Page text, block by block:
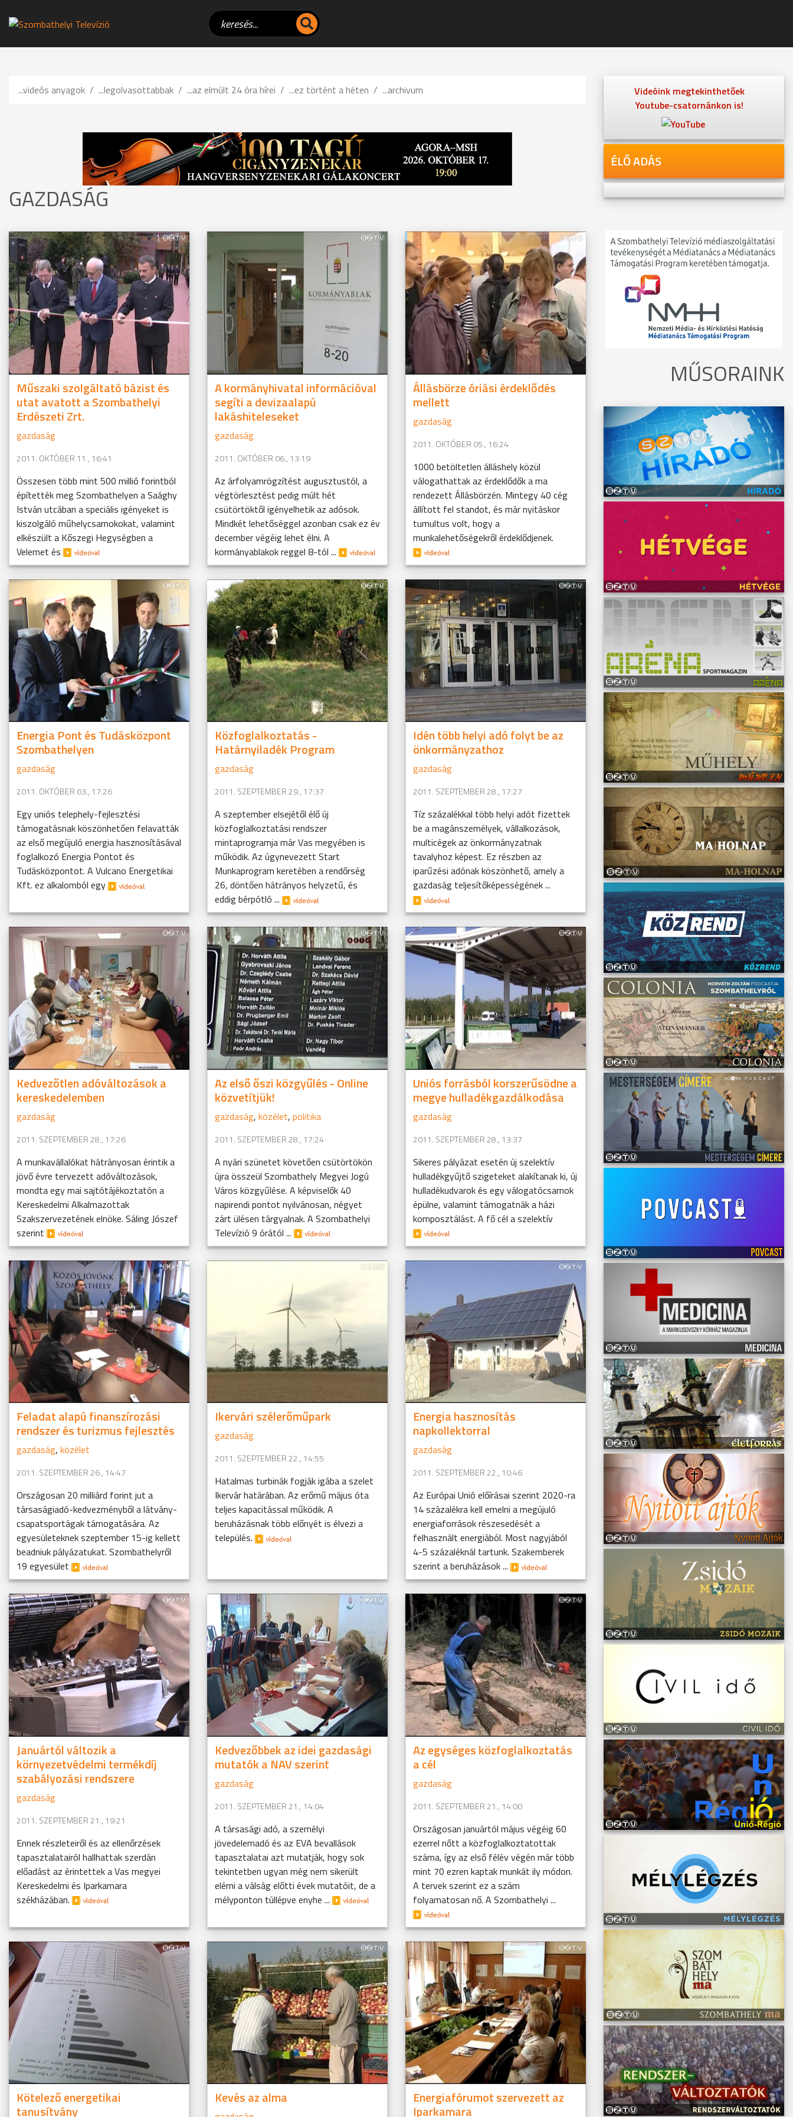
...videós anyagok ...legolvasottabbak ...az elmúlt 24 óra hírei ...ez történt a héten ...archivum
GAZDASÁG
Műszaki szolgáltató bázist és
utat avatott a Szombathelyi
Erdészeti Zrt.
gazdaság
2011. OKTÓBER 11., 16:41
Összesen több mint 500 millió forintból
építették meg Szombathelyen a Saághy
István utcában a speciális igényeket is
kiszolgáló műhelycsarnokokat, valamint
elkészült a Kőszegi Hegységben a
Velemet és
A kormányhivatal információval
segíti a devizaalapú
lakáshiteleseket
gazdaság
2011. OKTÓBER 06., 13:19
Az árfolyamrögzítést augusztustól, a
végtörlesztést pedig múlt hét
csütörtöktől igényelhetik az adósok.
Mindkét lehetőséggel azonban csak ez év
december végéig lehet élni. A
kormányablakok reggel 8-tól ...
Állásbörze óriási érdeklődés
mellett
gazdaság
2011. OKTÓBER 05., 16:24
1000 betöltetlen álláshely közül
válogathattak az érdeklődők a ma
rendezett Állásbörzén. Mintegy 40 cég
állított fel standot, és már nyitáskor
tumultus volt, hogy a
munkalehetőségekről érdeklődjenek.
Energia Pont és Tudásközpont
Szombathelyen
gazdaság
2011. OKTÓBER 03., 17:26
Egy uniós telephely-fejlesztési
támogatásnak köszönhetően felavatták
az első megújuló energia hasznosításával
foglalkozó Energia Pontot és
Tudásközpontot. A Vulcano Energetikai
Kft. ez alkalomból egy
Közfoglalkoztatás -
Határnyiladék Program
gazdaság
2011. SZEPTEMBER 29., 17:37
A szeptember elsejétől élő új
közfoglalkoztatási rendszer
mintaprogramja már Vas megyében is
működik. Az úgynevezett Start
Munkaprogram keretében a rendőrség
26, döntően hátrányos helyzetű, és
eddig bérpótló ...
Idén több helyi adó folyt be az
önkormányzathoz
gazdaság
2011. SZEPTEMBER 28., 17:27
Tíz százalékkal több helyi adót fizettek
be a magánszemélyek, vállalkozások,
multicégek az önkormányzatnak
tavalyhoz képest. Ez részben az
iparűzési adónak köszönhető, amely a
gazdaság teljesítőképességének ...
Kedvezőtlen adóváltozások a
kereskedelemben
gazdaság
2011. SZEPTEMBER 28., 17:26
A munkavállalókat hátrányosan érintik a
jövő évre tervezett adóváltozások,
mondta egy mai sajtótájékoztatón a
Kereskedelmi Alkalmazottak
Szakszervezetének elnöke. Sáling Jószef
szerint
Az első őszi közgyűlés - Online
közvetítjük!
gazdaság, közélet, politika
2011. SZEPTEMBER 28., 17:24
A nyári szünetet követően csütörtökön
újra összeül Szombathely Megyei Jogú
Város közgyűlése. A képviselők 40
napirendi pontot nyilvánosan, négyet
zárt ülésen tárgyalnak. A Szombathelyi
Televízió 9 órától ...
Uniós forrásból korszerűsödne a
megye hulladékgazdálkodása
gazdaság
2011. SZEPTEMBER 28., 13:37
Sikeres pályázat esetén új szelektív
hulladékgyűjtő szigeteket alakítanak ki, új
hulladékudvarok és egy válogatócsarnok
épülne, valamint támogatnák a házi
komposztálást. A fő cél a szelektív
Feladat alapú finanszírozási
rendszer és turizmus fejlesztés
gazdaság, közélet
2011. SZEPTEMBER 26., 14:47
Országosan 20 milliárd forint jut a
társaságiadó-kedvezményből a látvány-
csapatsportágak támogatására. Az
egyesületeknek szeptember 15-ig kellett
beadniuk pályázatukat. Szombathelyről
19 egyesület
Ikervári szélerőműpark
gazdaság
2011. SZEPTEMBER 22., 14:55
Hatalmas turbinák fogják igába a szelet
Ikervár határában. Az erőmű május óta
teljes kapacitással működik. A
beruházásnak több előnyét is élvezi a
település.
Energia hasznosítás
napkollektorral
gazdaság
2011. SZEPTEMBER 22., 10:46
Az Európai Unió előírásai szerint 2020-ra
14 százalékra kell emelni a megújuló
energiaforrások részesedését a
felhasznált energiából. Most nagyjából
4-5 százaléknál tartunk. Szakemberek
szerint a beruházások ...
Januártól változik a
környezetvédelmi termékdíj
szabályozási rendszere
gazdaság
2011. SZEPTEMBER 21., 19:21
Ennek részleteiről és az ellenőrzések
tapasztalatairól hallhattak szerdán
előadást az érintettek a Vas megyei
Kereskedelmi és Iparkamara
székházában.
Kedvezőbbek az idei gazdasági
mutatók a NAV szerint
gazdaság
2011. SZEPTEMBER 21., 14:04
A társasági adó, a személyi
jövedelemadó és az EVA bevallások
tapasztalatai azt mutatják, hogy sok
tekintetben ugyan még nem sikerült
elérni a válság előtti évek mutatóit, de a
mélyponton túllépve enyhe ...
Az egységes közfoglalkoztatás
a cél
gazdaság
2011. SZEPTEMBER 21., 14:00
Országosan januártól május végéig 60
ezerrel nőtt a közfoglalkoztatottak
száma, így az első félév végén már több
mint 70 ezren kaptak munkát ily módon.
A tervek szerint ez a szám
folyamatosan nő. A Szombathelyi ...
Kötelező energetikai
tanusítvány
Kevés az alma Energiafórumot szervezett az
Iparkamara
Videóink megtekinthetőek
Youtube-csatornánkon is!
ÉLŐ ADÁS
MŰSORAINK